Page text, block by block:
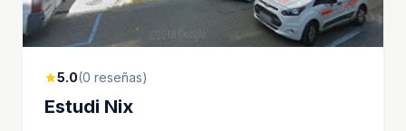
star5.0(0 reseñas)
Estudi Nix